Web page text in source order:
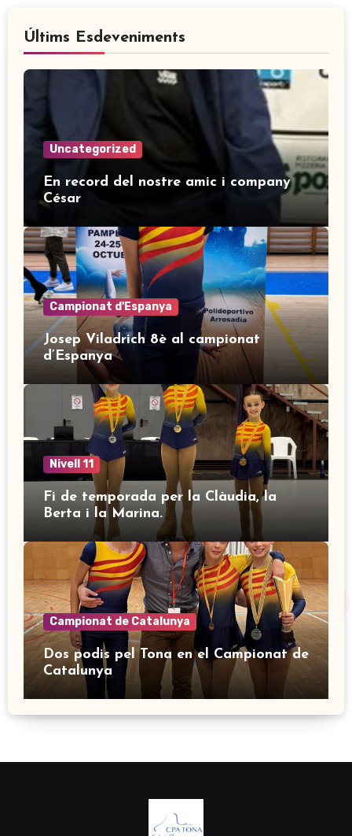
Últims Esdeveniments
Uncategorized
En record del nostre amic i company
César
Campionat d'Espanya
Josep Viladrich 8è al campionat
d’Espanya
Nivell 11
Fi de temporada per la Clàudia, la
Berta i la Marina.
Campionat de Catalunya
Dos podis pel Tona en el Campionat de
Catalunya